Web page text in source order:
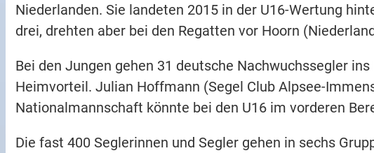
Niederlanden. Sie landeten 2015 in der U16-Wertung
drei, drehten aber bei den Regatten vor Hoorn
Bei den Jungen gehen 31 deutsche Nachwuchssegler
Heimvorteil. Julian Hoffmann (Segel Club Alpsee-
Nationalmannschaft könnte bei den U16 im vorderen
Die fast 400 Seglerinnen und Segler gehen in sechs